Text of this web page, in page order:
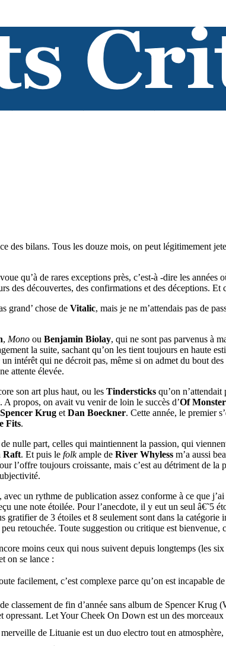
des bilans. Tous les douze mois, on peut légitimement
qu’à de rares exceptions près, c’est-à -dire les
des découvertes, des confirmations et des déceptions.
grand’ chose de Vitalic, mais je ne m’attendais pas de
, Mono ou Benjamin Biolay, qui ne sont pas parvenus à
la suite, sachant qu’on les tient toujours en haute
un intérêt qui ne décroit pas, même si on admet du bout
attente élevée.
son art plus haut, ou les Tindersticks qu’on
. A propos, on avait vu venir de loin le succès d’Of
Spencer Krug et Dan Boeckner. Cette année, le premier
Fits.
nulle part, celles qui maintiennent la passion, qui
Raft. Et puis le folkample de River Whyless m’a aussi
l’offre toujours croissante, mais c’est au détriment de
un rythme de publication assez conforme à ce que
une note étoilée. Pour l’anecdote, il y eut un seul â€˜5
de 3 étoiles et 8 seulement sont dans la
retouchée. Toute suggestion ou critique est bienvenue,
moins ceux qui nous suivent depuis longtemps (les
on se lance :
facilement, c’est complexe parce qu’on est incapable
classement de fin d’année sans album de Spencer
Let Your Cheek On Down est un des morceaux
de Lituanie est un duo electro tout en